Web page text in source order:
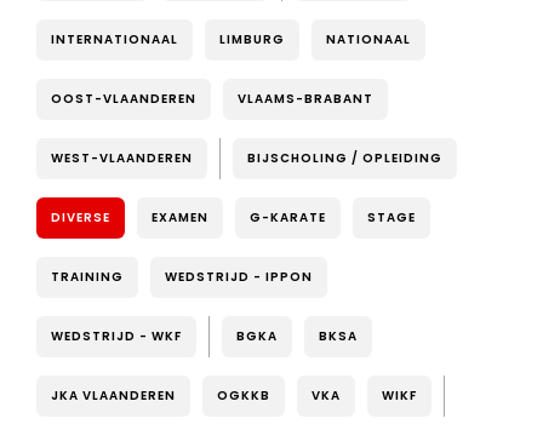
INTERNATIONAAL LIMBURG NATIONAAL
OOST-VLAANDEREN VLAAMS-BRABANT
WEST-VLAANDEREN BIJSCHOLING / OPLEIDING
DIVERSE EXAMEN G-KARATE STAGE
TRAINING WEDSTRIJD - IPPON
WEDSTRIJD - WKF BGKA BKSA
JKA VLAANDEREN OGKKB VKA WIKF